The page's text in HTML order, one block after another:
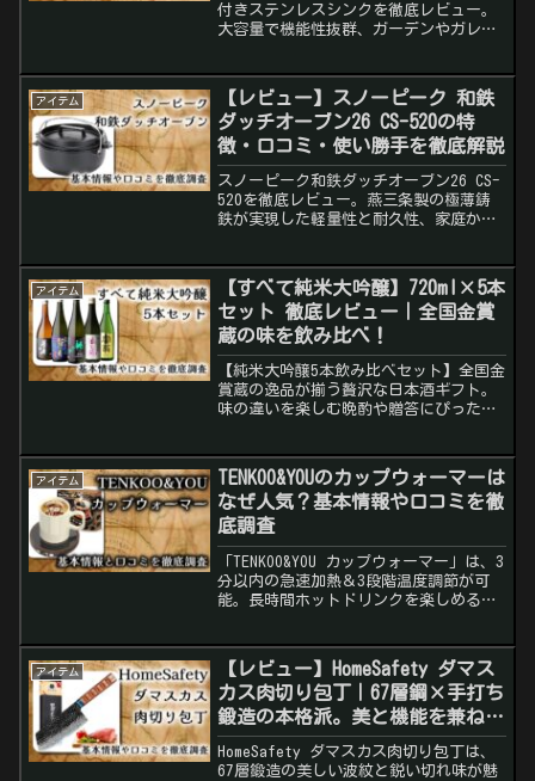
付きステンレスシンクを徹底レビュー。
大容量で機能性抜群、ガーデンやガレー
アイテム
【レビュー】スノーピーク 和鉄
ダッチオーブン26 CS-520の特
徴・口コミ・使い勝手を徹底解説
スノーピーク和鉄ダッチオーブン26 CS-
520を徹底レビュー。燕三条製の極薄鋳
鉄が実現した軽量性と耐久性、家庭から
アイテム
【すべて純米大吟醸】720ml×5本
セット 徹底レビュー｜全国金賞
蔵の味を飲み比べ！
【純米大吟醸5本飲み比べセット】全国金
賞蔵の逸品が揃う贅沢な日本酒ギフト。
味の違いを楽しむ晩酌や贈答にぴった
アイテム
TENKOO&YOUのカップウォーマーは
なぜ人気？基本情報や口コミを徹
底調査
「TENKOO&YOU カップウォーマー」は、3
分以内の急速加熱＆3段階温度調節が可
能。長時間ホットドリンクを楽しめるお
アイテム
【レビュー】HomeSafety ダマス
カス肉切り包丁｜67層鋼×手打ち
鍛造の本格派。美と機能を兼ね備
えた中華シェフナイフ
HomeSafety ダマスカス肉切り包丁は、
67層鍛造の美しい波紋と鋭い切れ味が魅